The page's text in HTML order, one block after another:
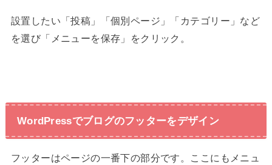
設置したい「投稿」「個別ページ」「カテゴリー」など
を選び「メニューを保存」をクリック。
WordPressでブログのフッターをデザイン
フッターはページの一番下の部分です。ここにもメニュ